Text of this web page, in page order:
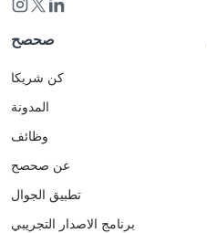
صحصح
كن شريكا
المدونة
وظائف
عن صحصح
تطبيق الجوال
برنامج الاصدار التجريبي